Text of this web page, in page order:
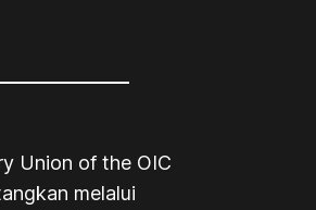
Union of the OIC
melalui